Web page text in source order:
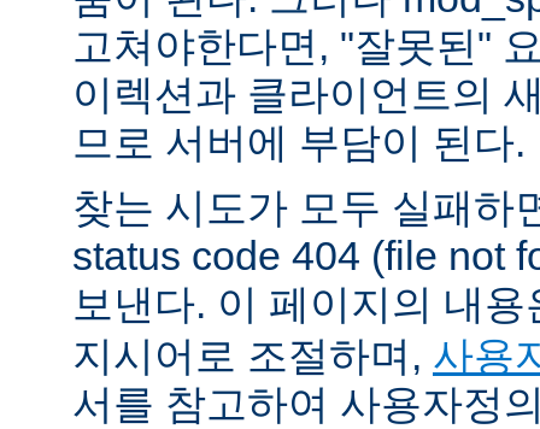
고쳐야한다면, "잘못된"
이렉션과 클라이언트의
므로 서버에 부담이 된다.
찾는 시도가 모두 실패하
status code 404 (file not
보낸다. 이 페이지의 내
지시어로 조절하며, 사용
서를 참고하여 사용자정